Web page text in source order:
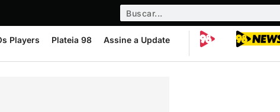
Players Plateia 98 Assine a Update